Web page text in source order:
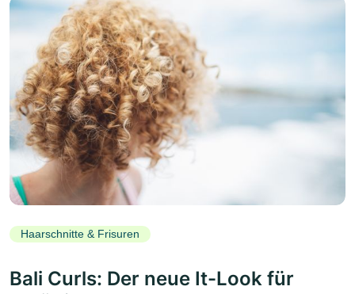
Haarschnitte & Frisuren
Bali Curls: Der neue It-Look für